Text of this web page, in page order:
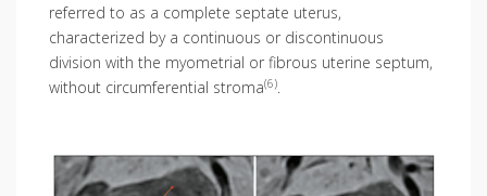
referred to as a complete septate uterus,
characterized by a continuous or discontinuous
division with the myometrial or fibrous uterine septum,
without circumferential stroma(6)